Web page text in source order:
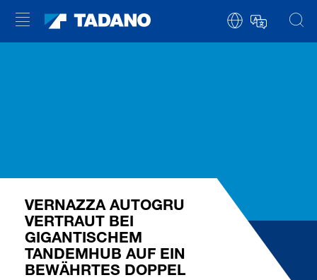
VERNAZZA AUTOGRU
VERTRAUT BEI
GIGANTISCHEM
TANDEMHUB AUF EIN
BEWÄHRTES DOPPEL